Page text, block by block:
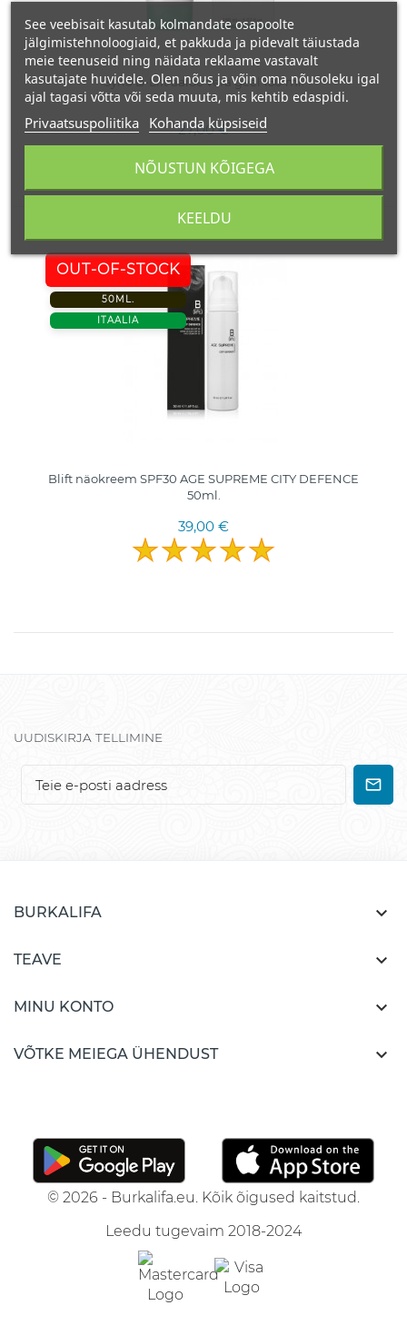
Syrio B-Lift aaloe vera geel 150 ml.
27,00 €
OUT-OF-STOCK
50ML.
ITAALIA
Blift näokreem SPF30 AGE SUPREME CITY DEFENCE
50ml.
39,00 €
UUDISKIRJA TELLIMINE
BURKALIFA 
TEAVE 
MINU KONTO 
VÕTKE MEIEGA ÜHENDUST 
© 2026 - Burkalifa.eu. Kõik õigused kaitstud.
Leedu tugevaim 2018-2024
See veebisait kasutab kolmandate osapoolte
jälgimistehnoloogiaid, et pakkuda ja pidevalt täiustada
meie teenuseid ning näidata reklaame vastavalt
kasutajate huvidele. Olen nõus ja võin oma nõusoleku igal
ajal tagasi võtta või seda muuta, mis kehtib edaspidi.
Privaatsuspoliitika Kohanda küpsiseid
KEELDU
NÕUSTUN KÕIGEGA